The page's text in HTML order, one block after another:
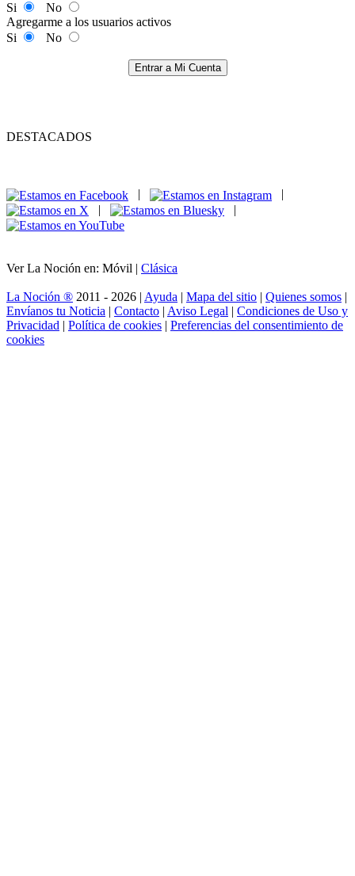
Si
No
Agregarme a los usuarios activos
Si
No
Entrar a Mi Cuenta
DESTACADOS
|
|
Ver La Noción en: Móvil | Clásica
La Noción ® 2011 - 2026 | Ayuda | Mapa del sitio | Quienes somos |
Envíanos tu Noticia | Contacto | Aviso Legal | Condiciones de Uso y
Privacidad | Política de cookies | Preferencias del consentimiento de
cookies